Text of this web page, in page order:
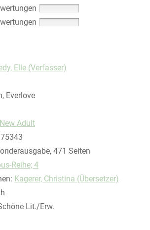
nach diesem Verfasser
Elle (Verfasser)
Everlove
Tab öffnen
nach dieser Systematik
Suche nach diesem Interessenskreis
New Adult
471 Seiten
Reihe; 4
Suche nach dieser Beteiligten Person
Kagerer, Christina (Übersetzer)
Lit./Erw.